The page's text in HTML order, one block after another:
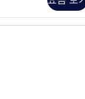
채널 시청이 가능한 50